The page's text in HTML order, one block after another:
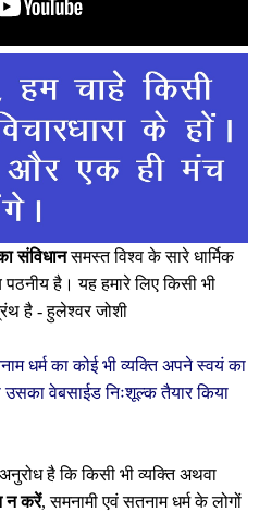
संविधान समस्त विश्व के सारे धार्मिक
है। यह हमारे लिए किसी भी
है -हुलेश्वर जोशी
धर्म का कोई भी व्यक्ति अपने स्वयं का
उसका वेबसाईड निःशूल्क तैयार किया
है कि किसी भी व्यक्ति अथवा
न करें, समनामी एवं सतनाम धर्म के लोगों